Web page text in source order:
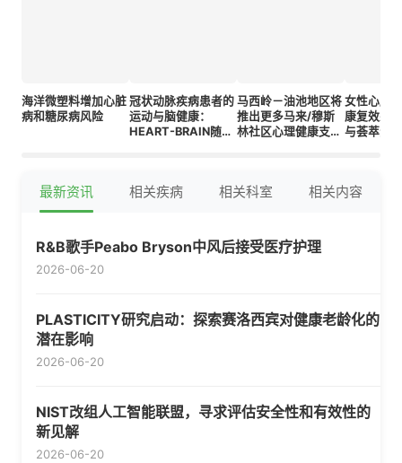
海洋微塑料增加心脏
病和糖尿病风险
冠状动脉疾病患者的
运动与脑健康：
HEART-BRAIN随机
马西岭－油池地区将
推出更多马来/穆斯
林社区心理健康支持
女性心脏
康复效果
与荟萃分析
最新资讯 相关疾病 相关科室 相关内容
R&B歌手Peabo Bryson中风后接受医疗护理
2026-06-20
PLASTICITY研究启动：探索赛洛西宾对健康老龄化的
潜在影响
2026-06-20
NIST改组人工智能联盟，寻求评估安全性和有效性的
新见解
2026-06-20